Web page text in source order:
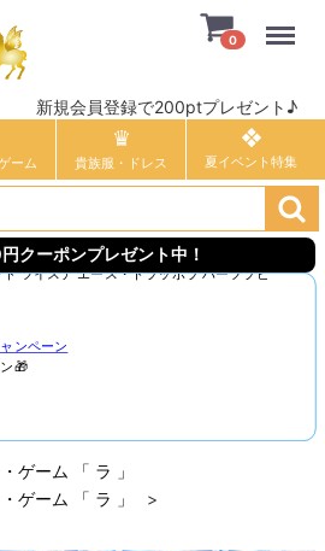
新規会員登録で200ptプレゼント♪
0
ーム 貴族服・ドレス
ーポンプレゼント中！
ゲーム 「 ラ 」
ゲーム 「 ラ 」